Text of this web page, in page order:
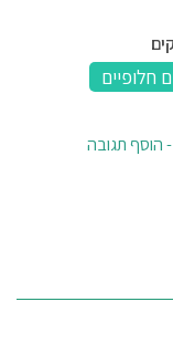
-הוסף תגובה